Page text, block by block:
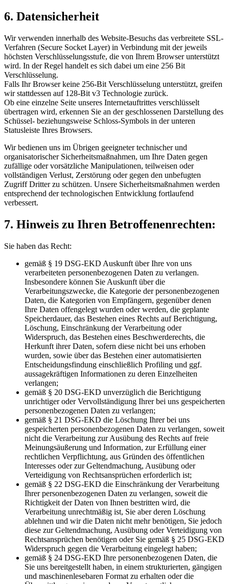
6. Datensicherheit
Wir verwenden innerhalb des Website-Besuchs das verbreitete SSL-
Verfahren (Secure Socket Layer) in Verbindung mit der jeweils
höchsten Verschlüsselungsstufe, die von Ihrem Browser unterstützt
wird. In der Regel handelt es sich dabei um eine 256 Bit
Verschlüsselung.
Falls Ihr Browser keine 256-Bit Verschlüsselung unterstützt, greifen
wir stattdessen auf 128-Bit v3 Technologie zurück.
Ob eine einzelne Seite unseres Internetauftrittes verschlüsselt
übertragen wird, erkennen Sie an der geschlossenen Darstellung des
Schüssel- beziehungsweise Schloss-Symbols in der unteren
Statusleiste Ihres Browsers.
Wir bedienen uns im Übrigen geeigneter technischer und
organisatorischer Sicherheitsmaßnahmen, um Ihre Daten gegen
zufällige oder vorsätzliche Manipulationen, teilweisen oder
vollständigen Verlust, Zerstörung oder gegen den unbefugten
Zugriff Dritter zu schützen. Unsere Sicherheitsmaßnahmen werden
entsprechend der technologischen Entwicklung fortlaufend
verbessert.
7. Hinweis zu Ihren Betroffenenrechten:
Sie haben das Recht:
gemäß § 19 DSG-EKD Auskunft über Ihre von uns
verarbeiteten personenbezogenen Daten zu verlangen.
Insbesondere können Sie Auskunft über die
Verarbeitungszwecke, die Kategorie der personenbezogenen
Daten, die Kategorien von Empfängern, gegenüber denen
Ihre Daten offengelegt wurden oder werden, die geplante
Speicherdauer, das Bestehen eines Rechts auf Berichtigung,
Löschung, Einschränkung der Verarbeitung oder
Widerspruch, das Bestehen eines Beschwerderechts, die
Herkunft ihrer Daten, sofern diese nicht bei uns erhoben
wurden, sowie über das Bestehen einer automatisierten
Entscheidungsfindung einschließlich Profiling und ggf.
aussagekräftigen Informationen zu deren Einzelheiten
verlangen;
gemäß § 20 DSG-EKD unverzüglich die Berichtigung
unrichtiger oder Vervollständigung Ihrer bei uns gespeicherten
personenbezogenen Daten zu verlangen;
gemäß § 21 DSG-EKD die Löschung Ihrer bei uns
gespeicherten personenbezogenen Daten zu verlangen, soweit
nicht die Verarbeitung zur Ausübung des Rechts auf freie
Meinungsäußerung und Information, zur Erfüllung einer
rechtlichen Verpflichtung, aus Gründen des öffentlichen
Interesses oder zur Geltendmachung, Ausübung oder
Verteidigung von Rechtsansprüchen erforderlich ist;
gemäß § 22 DSG-EKD die Einschränkung der Verarbeitung
Ihrer personenbezogenen Daten zu verlangen, soweit die
Richtigkeit der Daten von Ihnen bestritten wird, die
Verarbeitung unrechtmäßig ist, Sie aber deren Löschung
ablehnen und wir die Daten nicht mehr benötigen, Sie jedoch
diese zur Geltendmachung, Ausübung oder Verteidigung von
Rechtsansprüchen benötigen oder Sie gemäß § 25 DSG-EKD
Widerspruch gegen die Verarbeitung eingelegt haben;
gemäß § 24 DSG-EKD Ihre personenbezogenen Daten, die
Sie uns bereitgestellt haben, in einem strukturierten, gängigen
und maschinenlesebaren Format zu erhalten oder die